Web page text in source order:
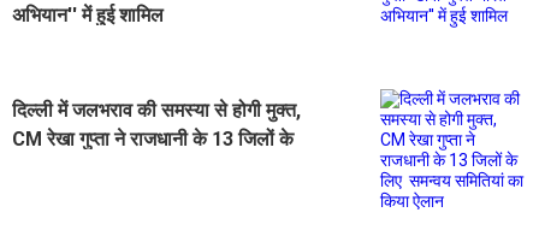
अभियान'' में हुई शामिल
दिल्ली में जलभराव की समस्या से होगी मुक्त,
CM रेखा गुप्ता ने राजधानी के 13 जिलों के